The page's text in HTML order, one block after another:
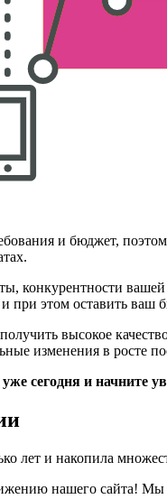
и бюджет,
конкурентности
при этом оставить ваш
высокое
изменения в росте
сегодня и начните
лет и накопила
нашего сайта! Мы